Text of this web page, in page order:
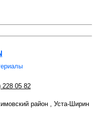
228 05 82
район , Уста-Ширин